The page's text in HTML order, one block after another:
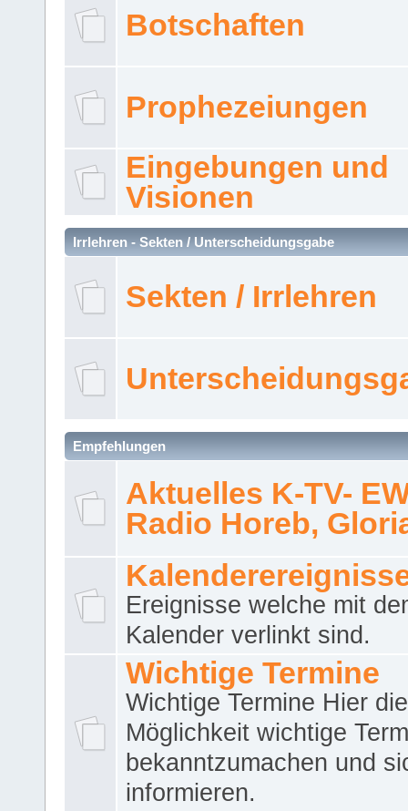
Botschaften
Prophezeiungen
Eingebungen und
Visionen
Irrlehren - Sekten / Unterscheidungsgabe
Sekten / Irrlehren
Empfehlungen
Aktuelles K-TV-
Radio Horeb,
Ereignisse welche mit
Kalender verlinkt sind.
Wichtige Termine
Wichtige Termine Hier die
Möglichkeit wichtige
bekanntzumachen und
informieren.